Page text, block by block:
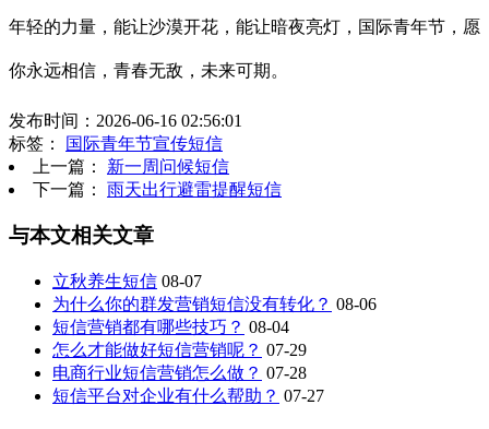
年轻的力量，能让沙漠开花，能让暗夜亮灯，国际青年节，愿
你永远相信，青春无敌，未来可期。
发布时间：2026-06-16 02:56:01
标签：
国际青年节宣传短信
上一篇： 新一周问候短信
下一篇： 雨天出行避雷提醒短信
与本文相关文章
立秋养生短信 08-07
为什么你的群发营销短信没有转化？ 08-06
短信营销都有哪些技巧？ 08-04
怎么才能做好短信营销呢？ 07-29
电商行业短信营销怎么做？ 07-28
短信平台对企业有什么帮助？ 07-27